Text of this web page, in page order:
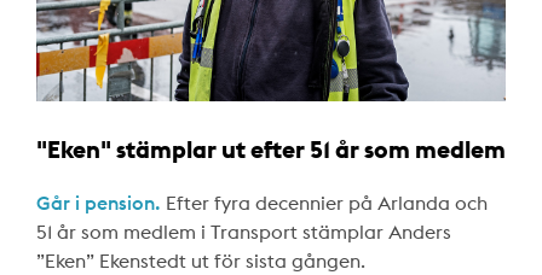
"Eken" stämplar ut efter 51 år som medlem
Går i pension. Efter fyra decennier på Arlanda och
51 år som medlem i Transport stämplar Anders
”Eken” Ekenstedt ut för sista gången.